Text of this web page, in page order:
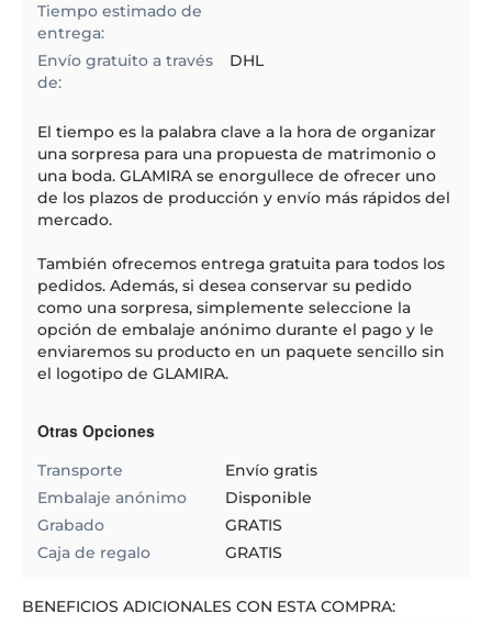
Tiempo estimado de
entrega:
Envío gratuito a través
de:
DHL
El tiempo es la palabra clave a la hora de organizar
una sorpresa para una propuesta de matrimonio o
una boda. GLAMIRA se enorgullece de ofrecer uno
de los plazos de producción y envío más rápidos del
mercado.
También ofrecemos entrega gratuita para todos los
pedidos. Además, si desea conservar su pedido
como una sorpresa, simplemente seleccione la
opción de embalaje anónimo durante el pago y le
enviaremos su producto en un paquete sencillo sin
el logotipo de GLAMIRA.
Otras Opciones
Transporte
Envío gratis
Embalaje anónimo
Disponible
Grabado
GRATIS
Caja de regalo
GRATIS
BENEFICIOS ADICIONALES CON ESTA COMPRA: